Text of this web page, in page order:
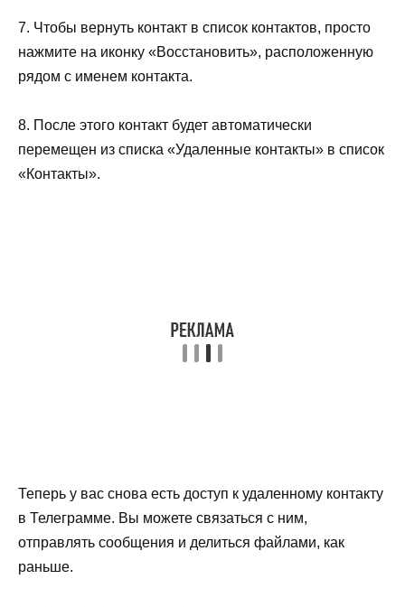
7. Чтобы вернуть контакт в список контактов, просто
нажмите на иконку «Восстановить», расположенную
рядом с именем контакта.
8. После этого контакт будет автоматически
перемещен из списка «Удаленные контакты» в список
«Контакты».
Теперь у вас снова есть доступ к удаленному контакту
в Телеграмме. Вы можете связаться с ним,
отправлять сообщения и делиться файлами, как
раньше.